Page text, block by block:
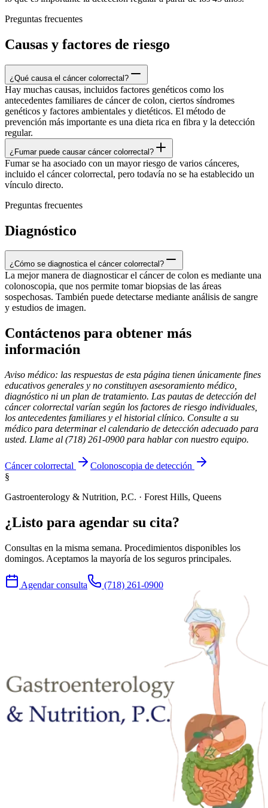
Preguntas frecuentes
Causas y factores de riesgo
¿Qué causa el cáncer colorrectal?
Hay muchas causas, incluidos factores genéticos como los
antecedentes familiares de cáncer de colon, ciertos síndromes
genéticos y factores ambientales y dietéticos. El método de
prevención más importante es una dieta rica en fibra y la detección
regular.
¿Fumar puede causar cáncer colorrectal?
Fumar se ha asociado con un mayor riesgo de varios cánceres,
incluido el cáncer colorrectal, pero todavía no se ha establecido un
vínculo directo.
Preguntas frecuentes
Diagnóstico
¿Cómo se diagnostica el cáncer colorrectal?
La mejor manera de diagnosticar el cáncer de colon es mediante una
colonoscopia, que nos permite tomar biopsias de las áreas
sospechosas. También puede detectarse mediante análisis de sangre
y estudios de imagen.
Contáctenos para obtener más
información
Aviso médico: las respuestas de esta página tienen únicamente fines
educativos generales y no constituyen asesoramiento médico,
diagnóstico ni un plan de tratamiento. Las pautas de detección del
cáncer colorrectal varían según los factores de riesgo individuales,
los antecedentes familiares y el historial clínico. Consulte a su
médico para determinar el calendario de detección adecuado para
usted. Llame al (718) 261-0900 para hablar con nuestro equipo.
Cáncer colorrectal
Colonoscopia de detección
§
Gastroenterology & Nutrition, P.C. · Forest Hills, Queens
¿Listo para agendar su cita?
Consultas en la misma semana. Procedimientos disponibles los
domingos. Aceptamos la mayoría de los seguros principales.
Agendar consulta (718) 261-0900